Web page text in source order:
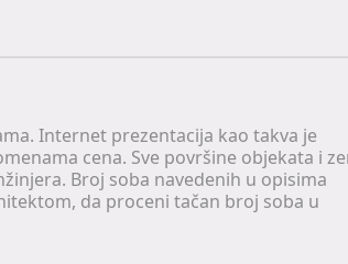
Internet prezentacija kao takva je
cena. Sve površine objekata i
Broj soba navedenih u opisima
da proceni tačan broj soba u